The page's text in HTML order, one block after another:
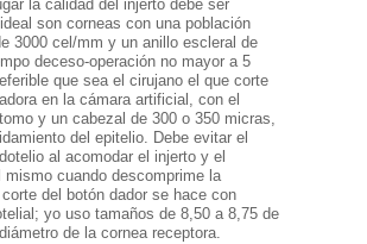
la calidad del injerto debe ser
son corneas con una población
3000 cel/mm y un anillo escleral de
deceso-operación no mayor a 5
que sea el cirujano el que corte
en la cámara artificial, con el
y un cabezal de 300 o 350 micras,
del epitelio. Debe evitar el
al acomodar el injerto y el
mismo cuando descomprime la
del botón dador se hace con
yo uso tamaños de 8,50 a 8,75 de
de la cornea receptora.